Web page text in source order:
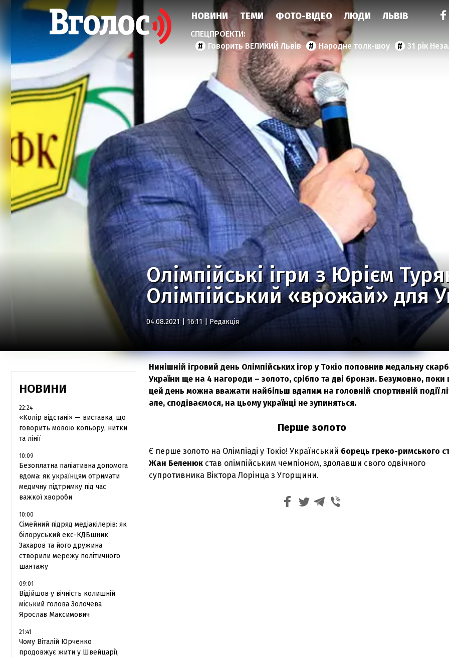
НОВИНИ ТЕМИ ФОТО-ВІДЕО ЛЮДИ ЛЬВІВ
Говорить ВЕЛИКИЙ Львів Народне толк-шоу 31 рік
Олімпійські ігри з Юрієм
Олімпійський «врожай» для
04.08.2021 | 16:11 | Редакція
НОВИНИ
22:24
«Колір відстані» — виставка, що
говорить мовою кольору, нитки
та лінії
10:09
Безоплатна паліативна допомога
вдома: як українцям отримати
медичну підтримку під час
важкої хвороби
10:00
Сімейний підряд медіакілерів: як
білоруський екс-КДБшник
Захаров та його дружина
створили мережу політичного
шантажу
09:01
Відійшов у вічність колишній
міський голова Золочева
Ярослав Максимович
21:41
Чому Віталій Юрченко
продовжує жити у Швейцарії,
Нинішній ігровий день Олімпійських ігор у Токіо поповнив медальну
України ще на 4 нагороди – золото, срібло та дві бронзи. Безумовно, поки
цей день можна вважати найбільш вдалим на головній спортивній події
але, сподіваємося, на цьому українці не зупиняться.
Перше золото
Є перше золото на Олімпіаді у Токіо! Український борець греко-римського
Жан Беленюк став олімпійським чемпіоном, здолавши свого одвічного
супротивника Віктора Лорінца з Угорщини.